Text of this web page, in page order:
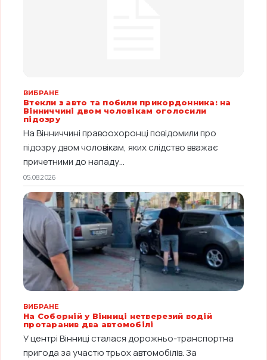
ВИБРАНЕ
Втекли з авто та побили прикордонника: на
Вінниччині двом чоловікам оголосили
підозру
На Вінниччині правоохоронці повідомили про
підозру двом чоловікам, яких слідство вважає
причетними до нападу...
05.08.2026
ВИБРАНЕ
На Соборній у Вінниці нетверезий водій
протаранив два автомобілі
У центрі Вінниці сталася дорожньо-транспортна
пригода за участю трьох автомобілів. За